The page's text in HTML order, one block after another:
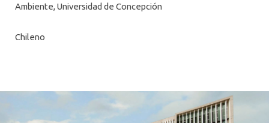
Ambiente, Universidad de Concepción
Chileno